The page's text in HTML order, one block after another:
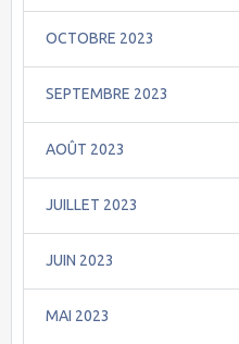
OCTOBRE 2023
SEPTEMBRE 2023
AOÛT 2023
JUILLET 2023
JUIN 2023
MAI 2023